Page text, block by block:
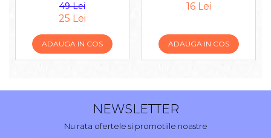
49 Lei
25 Lei
ADAUGA IN COS
16 Lei
ADAUGA IN COS
NEWSLETTER
Nu rata ofertele si promotiile noastre